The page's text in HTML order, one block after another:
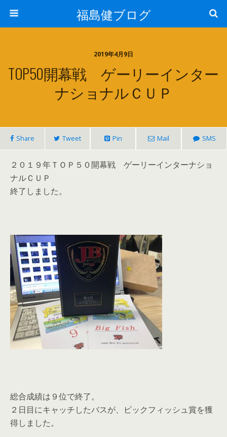
福島健ブログ
2019年4月9日
TOP50開幕戦 ゲーリーインター
ナショナルＣＵＰ
Share Tweet Pin Mail SMS
２０１９年ＴＯＰ５０開幕戦 ゲーリーインターナショ
ナルＣＵＰ
終了しました。
総合成績は９位で終了。
２日目にキャッチしたバスが、ビックフィッシュ賞を獲
得しました。